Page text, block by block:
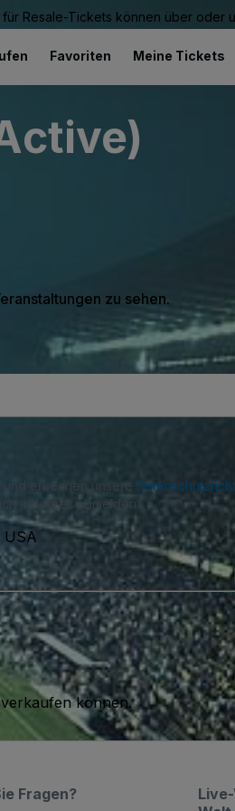
Resale-Tickets können über oder
Favoriten Meine Tickets
zu sehen.
und erkennen unsere
jederzeit abmelden.
USA
können.
Fragen?